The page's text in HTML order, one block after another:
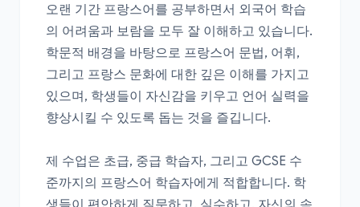
오랜 기간 프랑스어를 공부하면서 외국어 학습
의 어려움과 보람을 모두 잘 이해하고 있습니다.
학문적 배경을 바탕으로 프랑스어 문법, 어휘,
그리고 프랑스 문화에 대한 깊은 이해를 가지고
있으며, 학생들이 자신감을 키우고 언어 실력을
향상시킬 수 있도록 돕는 것을 즐깁니다.
제 수업은 초급, 중급 학습자, 그리고 GCSE 수
준까지의 프랑스어 학습자에게 적합합니다. 학